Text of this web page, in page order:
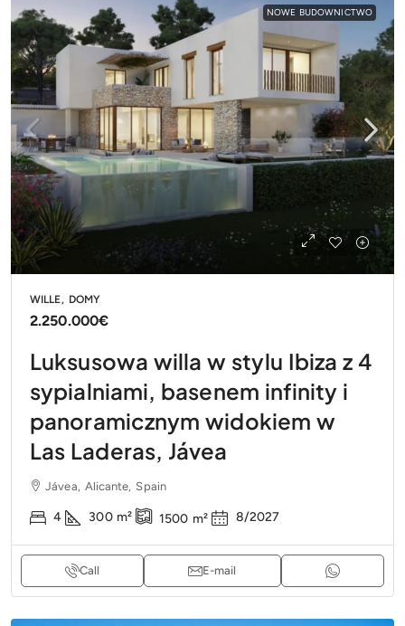
NOWE BUDOWNICTWO
WILLE, DOMY
2.250.000€
Luksusowa willa w stylu Ibiza z 4
sypialniami, basenem infinity i
panoramicznym widokiem w
Las Laderas, Jávea
Jávea, Alicante, Spain
4 300 m² 1500 m² 8/2027
Call E-mail